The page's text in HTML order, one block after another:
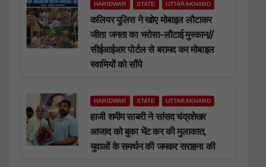
HARIDWAR STATE UTTARAKHAND
कलियर पुलिस ने खोए मोबाइल लौटाकर
जीता जनता का भरोसा-लौटाई मुस्कान//
सीईआईआर पोर्टल से बरामद कर मोबाइल
स्वामियों को सौंपे
HARIDWAR STATE UTTARAKHAND
हाजी शमीम साबरी ने सांसद चंद्रशेखर
आजाद को बुका भेंट कर की मुलाकात,
युवाओं के समर्थन की जमकर सराहना की